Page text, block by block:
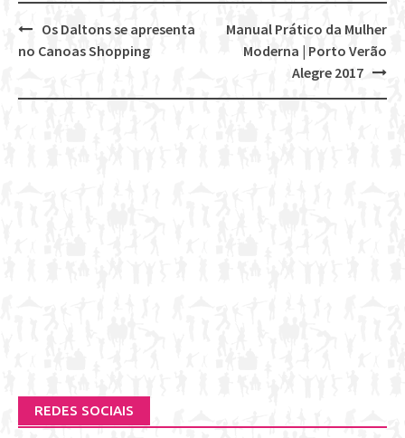
Post
Manual Prático da Mulher
Moderna | Porto Verão
Alegre 2017
Os Daltons se apresenta
no Canoas Shopping
REDES SOCIAIS